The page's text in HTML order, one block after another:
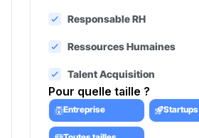
Responsable RH
Ressources Humaines
Talent Acquisition
Pour quelle taille ?
Entreprise Startups